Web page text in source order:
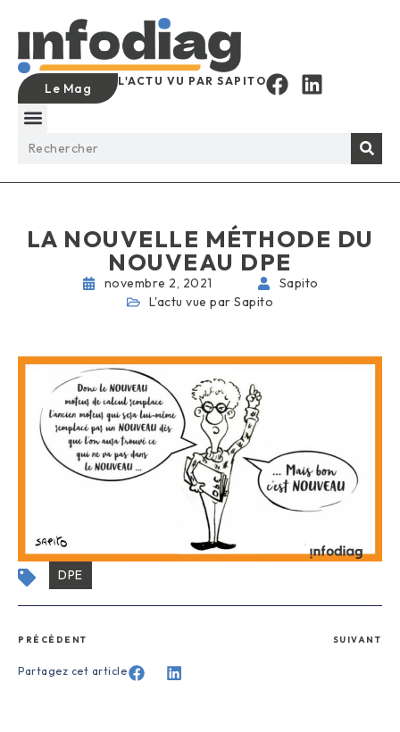
Le Mag L'ACTU VU PAR SAPITO
LA NOUVELLE MÉTHODE DU
NOUVEAU DPE
novembre 2, 2021
Sapito
L'actu vue par Sapito
DPE
PRÉCÉDENT SUIVANT
Partagez cet article